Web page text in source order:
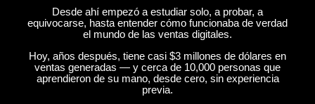
Desde ahí empezó a estudiar solo, a probar, a
equivocarse, hasta entender cómo funcionaba de verdad
el mundo de las ventas digitales.
Hoy, años después, tiene casi $3 millones de dólares en
ventas generadas — y cerca de 10,000 personas que
aprendieron de su mano, desde cero, sin experiencia
previa.